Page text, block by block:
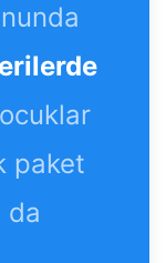
paket
da